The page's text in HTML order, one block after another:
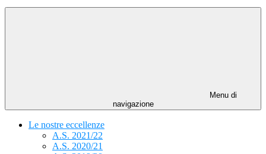
Menu di
navigazione
Le nostre eccellenze
A.S. 2021/22
A.S. 2020/21